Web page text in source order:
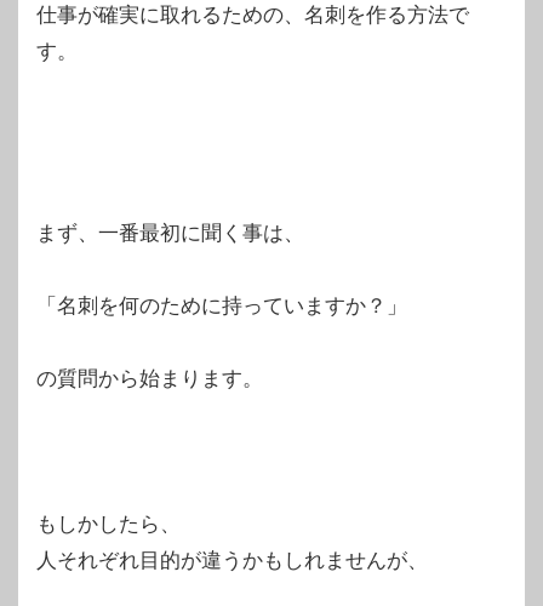
仕事が確実に取れるための、名刺を作る方法で
す。
まず、一番最初に聞く事は、
「名刺を何のために持っていますか？」
の質問から始まります。
もしかしたら、
人それぞれ目的が違うかもしれませんが、